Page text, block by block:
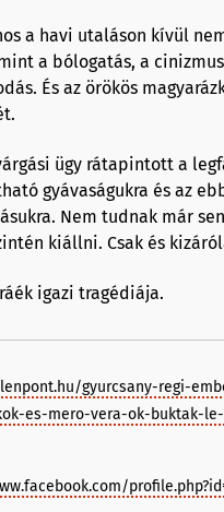
a havi utaláson kívül
a bólogatás, a
És az örökös
ügy rátapintott a
gyávaságukra és az
Nem tudnak már
kiállni. Csak és
igazi tragédiája.
gyurcsany-regi-
es-mero-vera-ok-buktak-